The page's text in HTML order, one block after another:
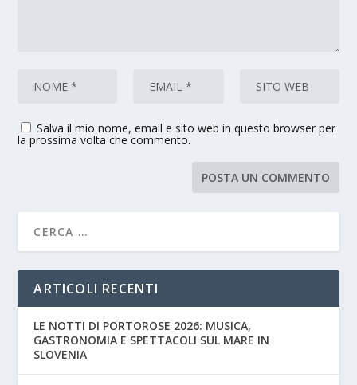
Salva il mio nome, email e sito web in questo browser per
la prossima volta che commento.
ARTICOLI RECENTI
LE NOTTI DI PORTOROSE 2026: MUSICA,
GASTRONOMIA E SPETTACOLI SUL MARE IN
SLOVENIA